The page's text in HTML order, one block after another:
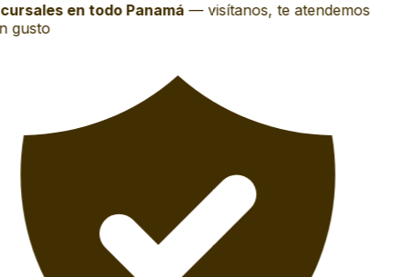
en todo Panamá—visítanos, te atendemos
gusto